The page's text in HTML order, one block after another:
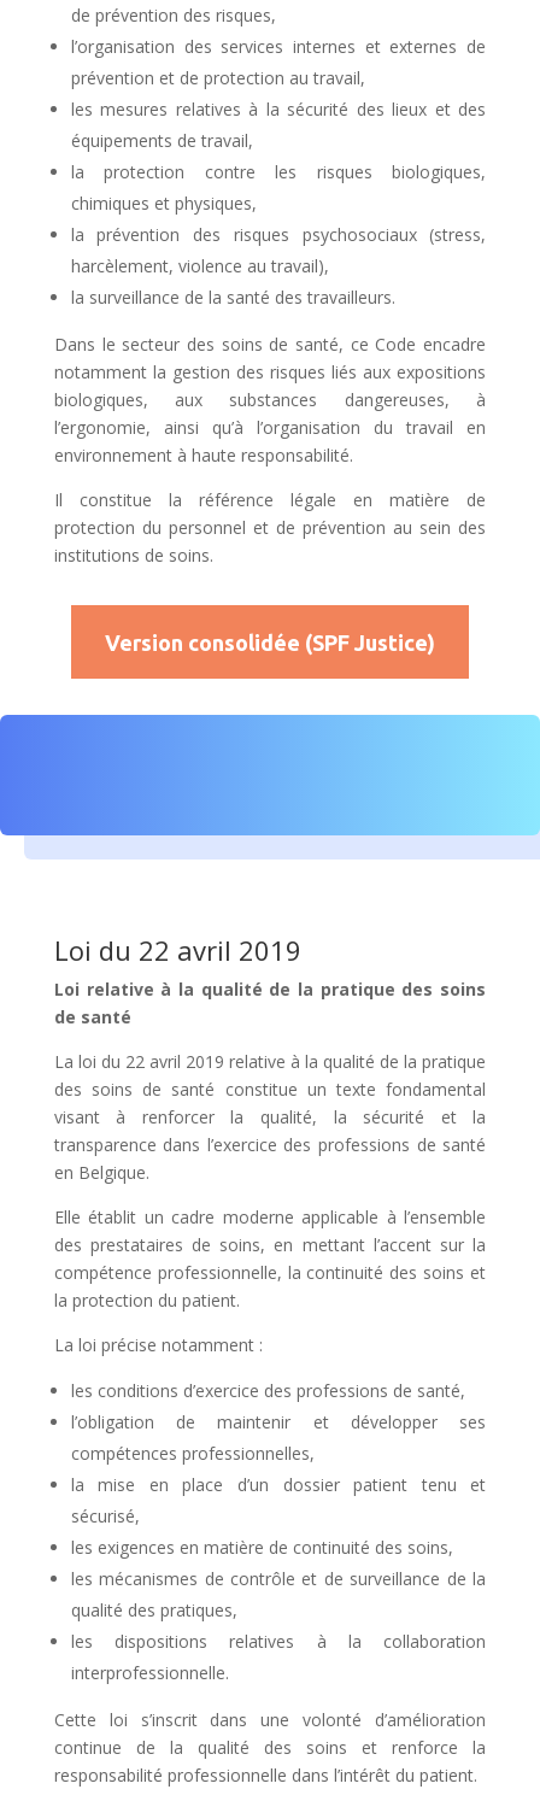
de prévention des risques,
l’organisation des services internes et externes de
prévention et de protection au travail,
les mesures relatives à la sécurité des lieux et des
équipements de travail,
la protection contre les risques biologiques,
chimiques et physiques,
la prévention des risques psychosociaux (stress,
harcèlement, violence au travail),
la surveillance de la santé des travailleurs.
Dans le secteur des soins de santé, ce Code encadre
notamment la gestion des risques liés aux expositions
biologiques, aux substances dangereuses, à
l’ergonomie, ainsi qu’à l’organisation du travail en
environnement à haute responsabilité.
Il constitue la référence légale en matière de
protection du personnel et de prévention au sein des
institutions de soins.
Version consolidée (SPF Justice)
Loi du 22 avril 2019
Loi relative à la qualité de la pratique des soins
de santé
La loi du 22 avril 2019 relative à la qualité de la pratique
des soins de santé constitue un texte fondamental
visant à renforcer la qualité, la sécurité et la
transparence dans l’exercice des professions de santé
en Belgique.
Elle établit un cadre moderne applicable à l’ensemble
des prestataires de soins, en mettant l’accent sur la
compétence professionnelle, la continuité des soins et
la protection du patient.
La loi précise notamment :
les conditions d’exercice des professions de santé,
l’obligation de maintenir et développer ses
compétences professionnelles,
la mise en place d’un dossier patient tenu et
sécurisé,
les exigences en matière de continuité des soins,
les mécanismes de contrôle et de surveillance de la
qualité des pratiques,
les dispositions relatives à la collaboration
interprofessionnelle.
Cette loi s’inscrit dans une volonté d’amélioration
continue de la qualité des soins et renforce la
responsabilité professionnelle dans l’intérêt du patient.